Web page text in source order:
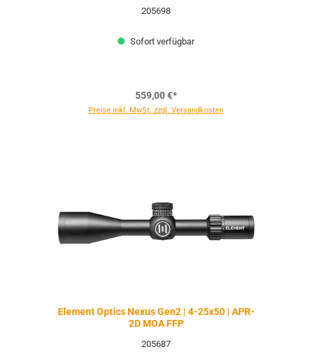
205698
Sofort verfügbar
559,00 €*
Preise inkl. MwSt. zzgl. Versandkosten
Element Optics Nexus Gen2 | 4-25x50 | APR-
2D MOA FFP
205687